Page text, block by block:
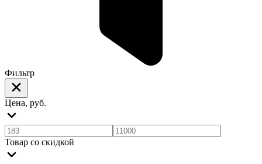
Фильтр
Цена, руб.
Товар со скидкой